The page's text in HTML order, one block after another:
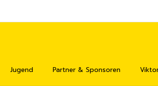
Jugend Partner & Sponsoren